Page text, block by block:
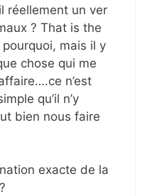
réellement un ver
? That is the
mais il y
chose qui me
n’est
qu’il n’y
bien nous faire
exacte de la